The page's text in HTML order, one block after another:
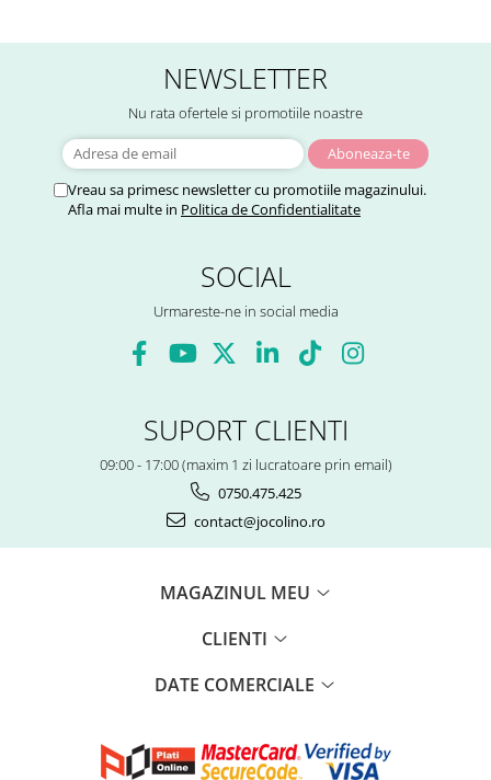
NEWSLETTER
Nu rata ofertele si promotiile noastre
Vreau sa primesc newsletter cu promotiile magazinului.
Afla mai multe in Politica de Confidentialitate
SOCIAL
Urmareste-ne in social media
SUPORT CLIENTI
09:00 - 17:00 (maxim 1 zi lucratoare prin email)
0750.475.425
contact@jocolino.ro
MAGAZINUL MEU
CLIENTI
DATE COMERCIALE